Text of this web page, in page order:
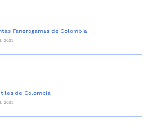
Fanerógamas de Colombia
2022
de Colombia
2022